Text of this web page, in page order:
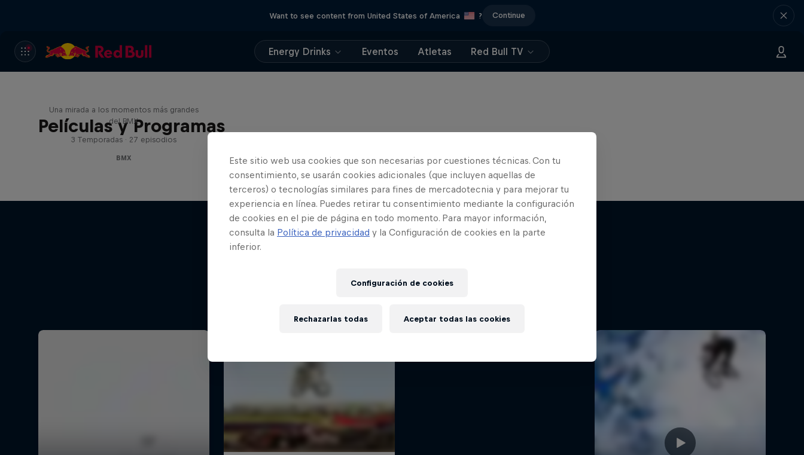
Want to see content from United States of America ? Continue
Energy Drinks Eventos Atletas Red Bull TV
Películas y Programas
Una mirada a los momentos más grandes
del BMX
3 Temporadas · 27 episodios
BMX
Más contenidos similares
Este sitio web usa cookies que son necesarias por cuestiones técnicas. Con tu
consentimiento, se usarán cookies adicionales (que incluyen aquellas de
terceros) o tecnologías similares para fines de mercadotecnia y para mejorar tu
experiencia en línea. Puedes retirar tu consentimiento mediante la configuración
de cookies en el pie de página en todo momento. Para mayor información,
consulta la Política de privacidad y la Configuración de cookies en la parte
inferior.
Configuración de cookies
Rechazarlas todas Aceptar todas las cookies